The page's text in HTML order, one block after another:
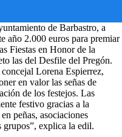
de Barbastro, a
año 2.000 euros para premiar
Fiestas en Honor de la
las del Desfile del Pregón.
Lorena Espierrez,
en valor las señas de
de los festejos. Las
festivo gracias a la
peñas, asociaciones
grupos”, explica la edil.